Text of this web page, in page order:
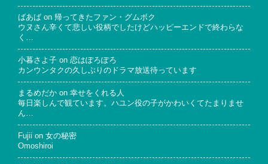
ばあば on 帰ってきたファン・グムボク
ウヌさん辛くて悲しい役柄でしたけどハッピーエンドで終わらな
く…
小暮さよ子 on 恋はぽろぽろ
カンウンタクの久しぶりのドラマ放送待っています
まるめだか on 幸せをくれる人
毎日楽しんで観ています。ハユン役の子がかわいくてたまりませ
ん…
Fujii on 女の秘密
Omoshiroi